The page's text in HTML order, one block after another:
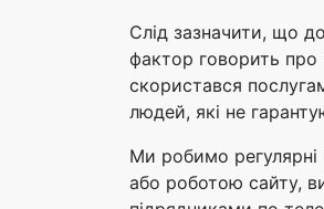
Слід зазначити, що
фактор говорить про
скористався
людей, які не
Ми робимо регулярні
або роботою сайту,